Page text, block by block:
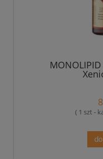
MONOLIPID
( 1 szt -